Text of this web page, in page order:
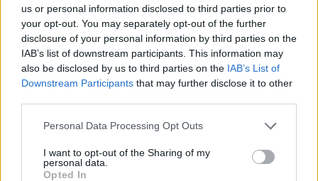
us or personal information disclosed to third parties prior to
your opt-out. You may separately opt-out of the further
disclosure of your personal information by third parties on the
IAB’s list of downstream participants. This information may
also be disclosed by us to third parties on the IAB’s List of
Downstream Participants that may further disclose it to other
Personal Data Processing Opt Outs
I want to opt-out of the Sharing of my
personal data.
Opted In
Feine Tomatensuppe
Leicht
Tomaten mit Schafskäse gefüllt aus
dem Ofen
Leicht
Rucola-Tomaten-Salat mit Baguette
Leicht